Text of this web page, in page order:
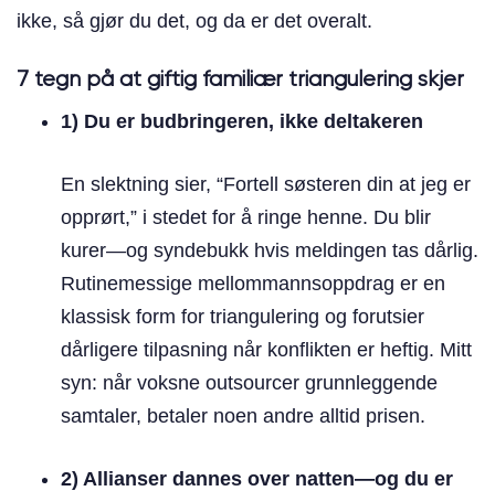
ikke, så gjør du det, og da er det overalt.
7 tegn på at giftig familiær triangulering skjer
1) Du er budbringeren, ikke deltakeren
En slektning sier, “Fortell søsteren din at jeg er
opprørt,” i stedet for å ringe henne. Du blir
kurer—og syndebukk hvis meldingen tas dårlig.
Rutinemessige mellommannsoppdrag er en
klassisk form for triangulering og forutsier
dårligere tilpasning når konflikten er heftig. Mitt
syn: når voksne outsourcer grunnleggende
samtaler, betaler noen andre alltid prisen.
2) Allianser dannes over natten—og du er